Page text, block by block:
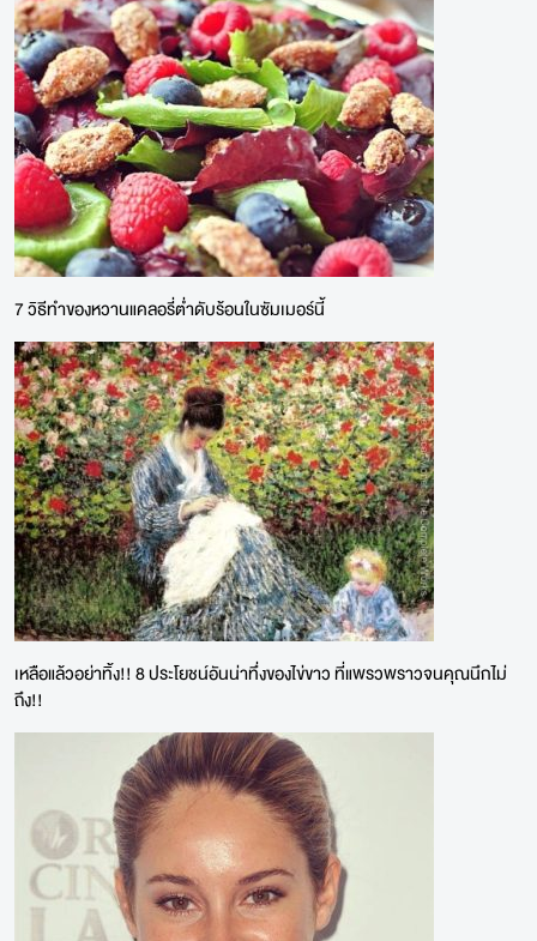
7 วิธีทำของหวานแคลอรี่ต่ำดับร้อนในซัมเมอร์นี้
เหลือแล้วอย่าทิ้ง!! 8 ประโยชน์อันน่าทึ่งของไข่ขาว ที่แพรวพราวจนคุณนึกไม่
ถึง!!